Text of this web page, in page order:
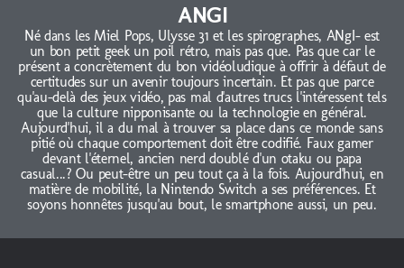
ANGI
Né dans les Miel Pops, Ulysse 31 et les spirographes, ANgI- est
un bon petit geek un poil rétro, mais pas que. Pas que car le
présent a concrètement du bon vidéoludique à offrir à défaut de
certitudes sur un avenir toujours incertain. Et pas que parce
qu'au-delà des jeux vidéo, pas mal d'autres trucs l'intéressent tels
que la culture nipponisante ou la technologie en général.
Aujourd'hui, il a du mal à trouver sa place dans ce monde sans
pitié où chaque comportement doit être codifié. Faux gamer
devant l'éternel, ancien nerd doublé d'un otaku ou papa
casual...? Ou peut-être un peu tout ça à la fois. Aujourd'hui, en
matière de mobilité, la Nintendo Switch a ses préférences. Et
soyons honnêtes jusqu'au bout, le smartphone aussi, un peu.